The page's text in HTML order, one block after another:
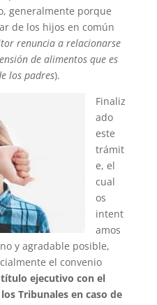
generalmente porque
de los hijos en común
renuncia a relacionarse
de alimentos que es
los padres).
Finaliz
ado
este
trámit
e, el
cual
os
intent
amos
y agradable posible,
el convenio
ejecutivo con el
Tribunales en caso de